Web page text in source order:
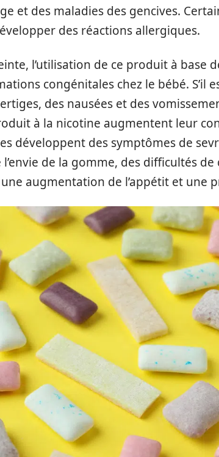
et des maladies des gencives.
des réactions allergiques.
l’utilisation de ce produit à base
congénitales chez le bébé. S’il
des nausées et des
à la nicotine augmentent leur
développent des symptômes de
de la gomme, des difficultés
augmentation de l’appétit et une